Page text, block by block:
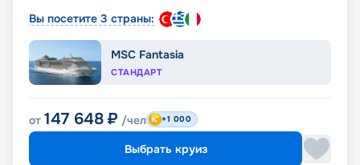
Вы посетите 3 страны:
MSC Fantasia
СТАНДАРТ
от 147 648 ₽ /чел +1 000
Выбрать круиз